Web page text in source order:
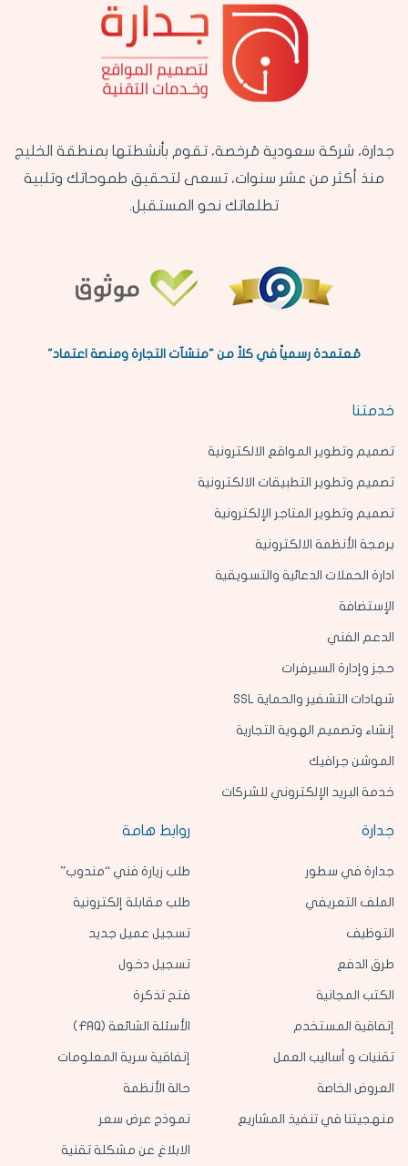
جدارة، شركة سعودية مُرخصة، تقوم بأنشطتها بمنطقة الخليج
منذ أكثر من عشر سنوات، تسعى لتحقيق طموحاتك وتلبية
تطلعاتك نحو المستقبل.
مُعتمدة رسمياً في كلاً من "منشآت التجارة ومنصة اعتماد"
جدارة
جدارة في سطور
الملف التعريفي
التوظيف
طرق الدفع
الكتب المجانية
إتفاقية المستخدم
تقنيات و أساليب العمل
العروض الخاصة
منهجيتنا في تنفيذ المشاريع
خدمتنا
تصميم وتطوير المواقع الالكترونية
تصميم وتطوير التطبيقات الالكترونية
تصميم وتطوير المتاجر الإلكترونية
برمجة الأنظمة الالكترونية
ادارة الحملات الدعائية والتسويقية
الإستضافة
الدعم الفني
حجز وإدارة السيرفرات
شهادات التشفير والحماية SSL
إنشاء وتصميم الهوية التجارية
الموشن جرافيك
خدمة البريد الإلكتروني للشركات
روابط هامة
طلب زيارة فني “مندوب”
طلب مقابلة إلكترونية
تسجيل عميل جديد
تسجيل دخول
فتح تذكرة
الأسئلة الشائعة (FAQ)
إتفاقية سرية المعلومات
حالة الأنظمة
نموذج عرض سعر
الابلاغ عن مشكلة تقنية